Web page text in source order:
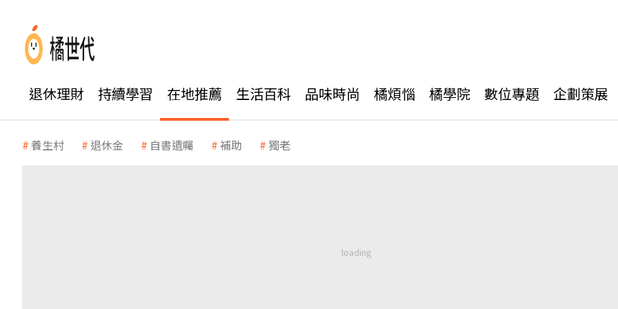
退休理財 持續學習 在地推薦 生活百科 品味時尚 橘煩惱 橘學院 數位專題 企劃策展
養生村 退休金 自書遺囑 補助 獨老